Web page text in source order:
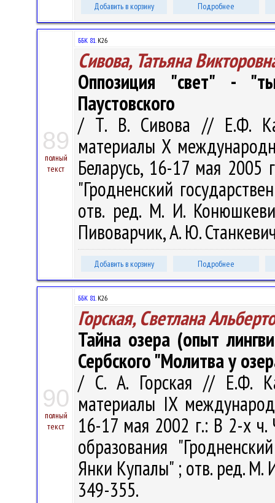
Добавить в корзину Подробнее
89
полный
текст
ББК 81.К26
Сивова, Татьяна
Оппозиция "свет" -
Паустовского
/ Т. В. Сивова // Е.Ф.
материалы Х
Беларусь, 16-17 мая
"Гродненский
отв. ред. М. И.
Пивоварчик, А. Ю.
Добавить в корзину Подробнее
90
полный
текст
ББК 81.К26
Горская, Светлана
Тайна озера (опыт
Сербского "Молитва у
/ С. А. Горская // Е.Ф.
материалы IX
16-17 мая 2002 г.: В 2-х
образования
Янки Купалы" ; отв. ред. М.
349-355.